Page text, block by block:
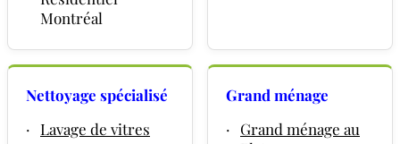
Montréal
Nettoyage spécialisé
· Lavage de vitres
Grand ménage
· Grand ménage au